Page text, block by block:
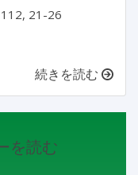
21-26
続きを読む
を読む